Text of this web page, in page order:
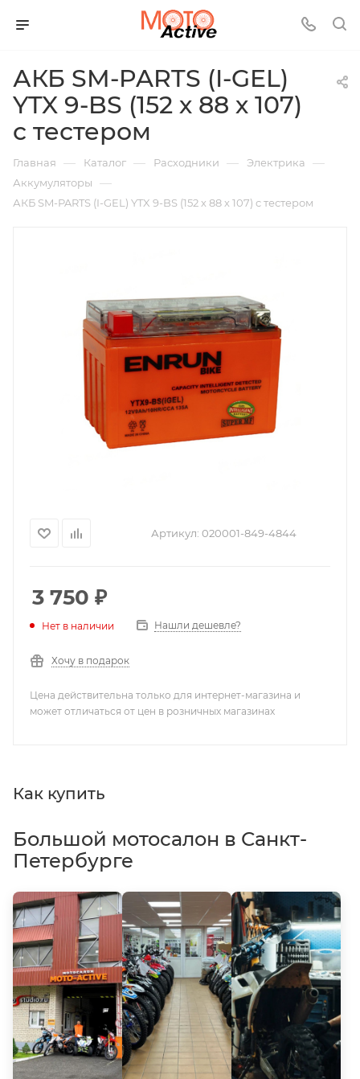
АКБ SM-PARTS (I-GEL)
YTX 9-BS (152 х 88 х 107)
c тестером
Главная — Каталог — Расходники — Электрика —
Аккумуляторы —
АКБ SM-PARTS (I-GEL) YTX 9-BS (152 х 88 х 107) c тестером
Артикул: 020001-849-4844
3 750 ₽
Нет в наличии Нашли дешевле?
Хочу в подарок
Цена действительна только для интернет-магазина и
может отличаться от цен в розничных магазинах
Как купить
Большой мотосалон в Санкт-
Петербурге